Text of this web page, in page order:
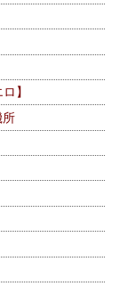
】
所